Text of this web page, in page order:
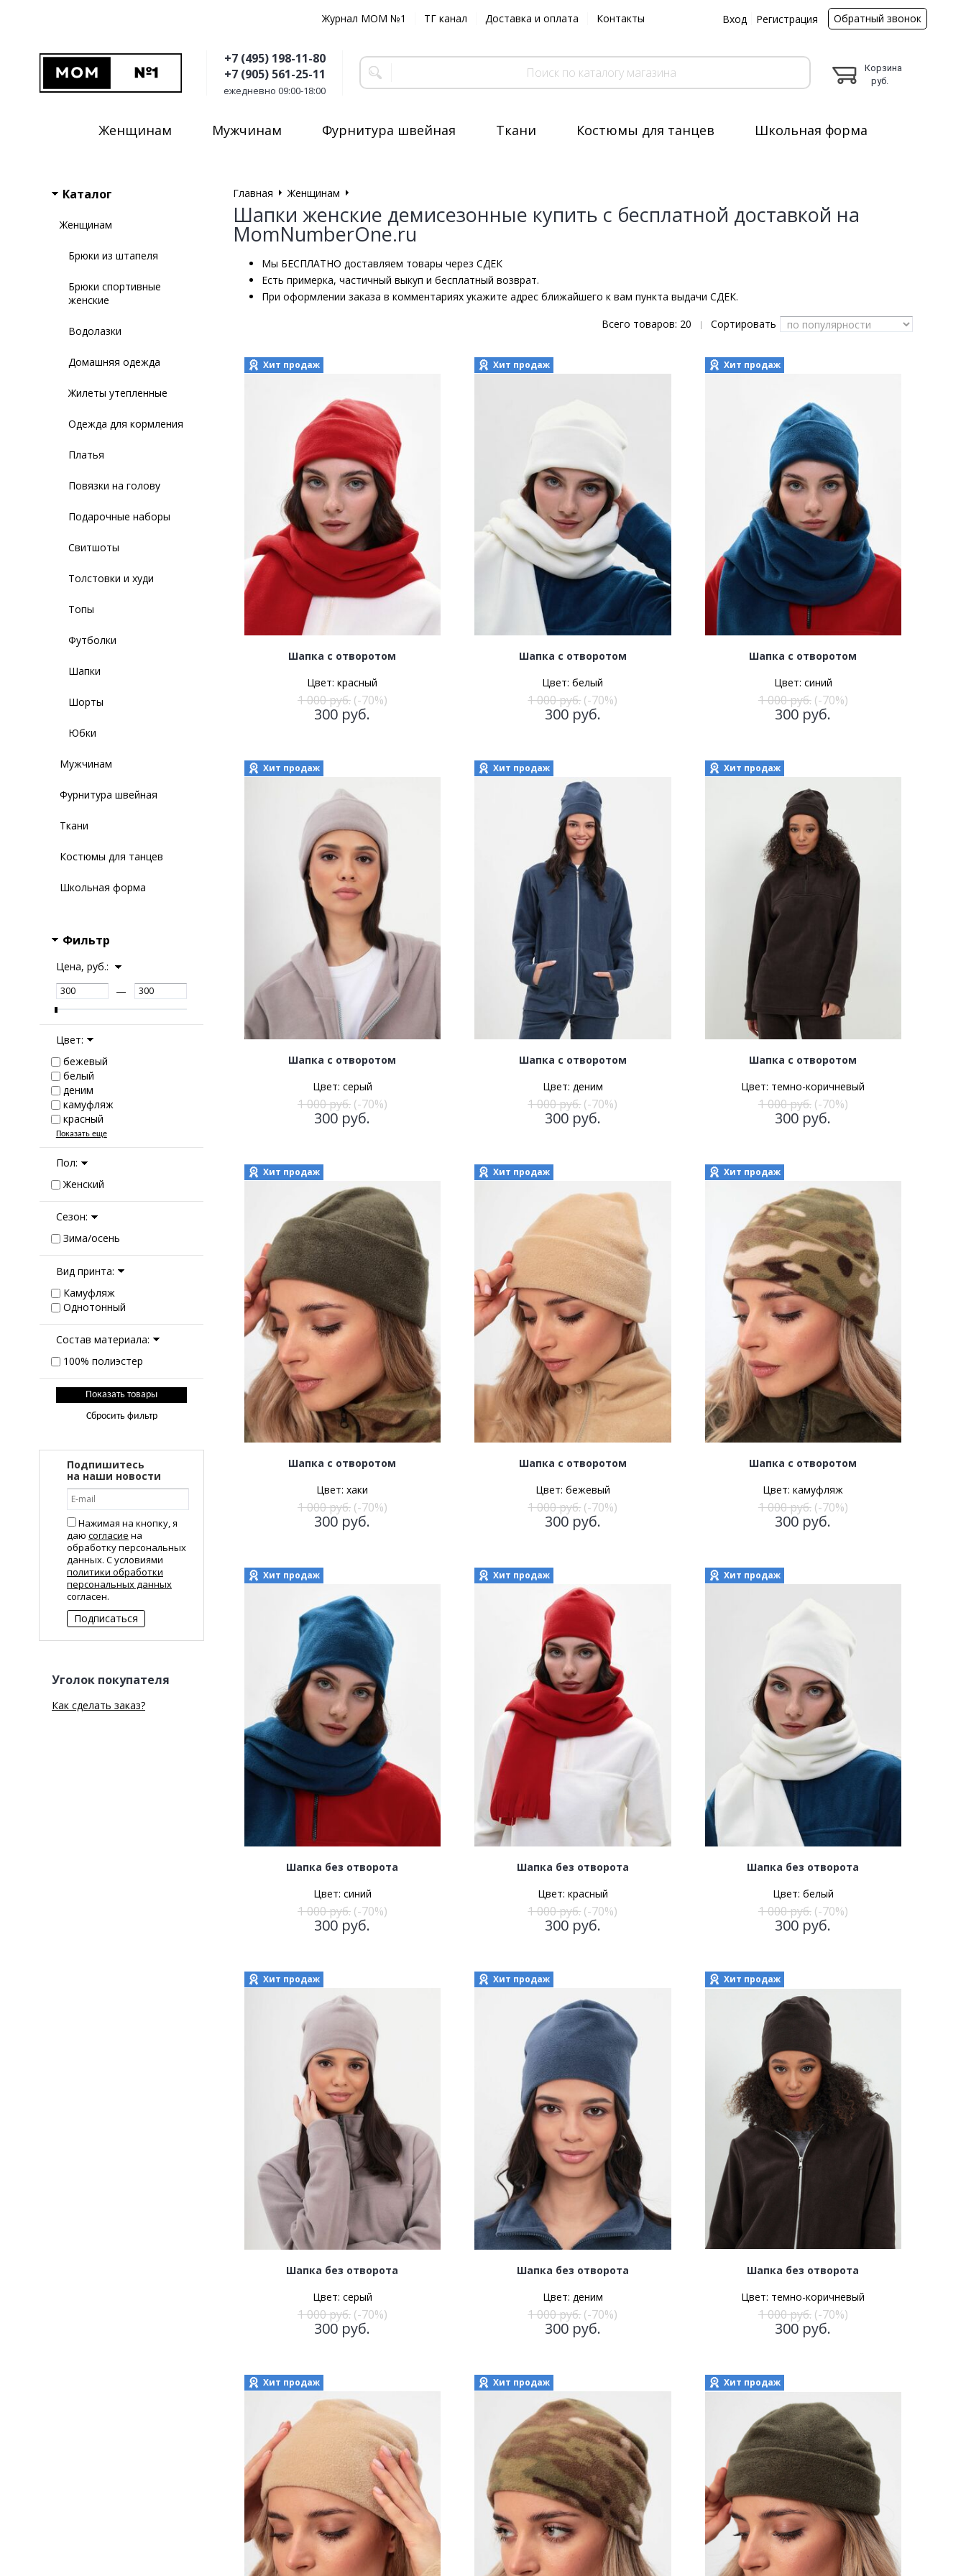
Журнал MOM №1 ТГ канал Доставка и оплата Контакты Вход Регистрация Обратный звонок
+7 (495) 198-11-80
+7 (905) 561-25-11
ежедневно 09:00-18:00
Корзина
руб.
Женщинам Мужчинам Фурнитура швейная Ткани Костюмы для танцев Школьная форма
Каталог
Женщинам
Брюки из штапеля
Брюки спортивные
женские
Водолазки
Домашняя одежда
Жилеты утепленные
Одежда для кормления
Платья
Повязки на голову
Подарочные наборы
Свитшоты
Толстовки и худи
Топы
Футболки
Шапки
Шорты
Юбки
Мужчинам
Фурнитура швейная
Ткани
Костюмы для танцев
Школьная форма
Фильтр
Цена, руб.:
—
Цвет:
бежевый
белый
деним
камуфляж
красный
Показать еще
Пол:
Женский
Сезон:
Зима/осень
Вид принта:
Камуфляж
Однотонный
Состав материала:
100% полиэстер
Сбросить фильтр
Подпишитесь
на наши новости
Нажимая на кнопку, я
даю согласие на
обработку персональных
данных. С условиями
политики обработки
персональных данных
согласен.
Уголок покупателя
Как сделать заказ?
Главная Женщинам
Шапки женские демисезонные купить с бесплатной доставкой на
MomNumberOne.ru
Мы БЕСПЛАТНО доставляем товары через СДЕК
Есть примерка, частичный выкуп и бесплатный возврат.
При оформлении заказа в комментариях укажите адрес ближайшего к вам пункта выдачи СДЕК.
Всего товаров: 20 | Сортировать
Хит продаж
Шапка с отворотом
Цвет: красный
1 000руб.(-70%)
300 руб.
Хит продаж
Шапка с отворотом
Цвет: белый
1 000руб. (-70%)
300 руб.
Хит продаж
Шапка с отворотом
Цвет: синий
1 000руб.(-70%)
300 руб.
Хит продаж
Шапка с отворотом
Цвет: серый
1 000руб.(-70%)
300 руб.
Хит продаж
Шапка с отворотом
Цвет: деним
1 000руб. (-70%)
300 руб.
Хит продаж
Шапка с отворотом
Цвет: темно-коричневый
1 000руб.(-70%)
300 руб.
Хит продаж
Шапка с отворотом
Цвет: хаки
1 000руб.(-70%)
300 руб.
Хит продаж
Шапка с отворотом
Цвет: бежевый
1 000руб. (-70%)
300 руб.
Хит продаж
Шапка с отворотом
Цвет: камуфляж
1 000руб.(-70%)
300 руб.
Хит продаж
Шапка без отворота
Цвет: синий
1 000руб.(-70%)
300 руб.
Хит продаж
Шапка без отворота
Цвет: красный
1 000руб. (-70%)
300 руб.
Хит продаж
Шапка без отворота
Цвет: белый
1 000руб.(-70%)
300 руб.
Хит продаж
Шапка без отворота
Цвет: серый
1 000руб.(-70%)
300 руб.
Хит продаж
Шапка без отворота
Цвет: деним
1 000руб. (-70%)
300 руб.
Хит продаж
Шапка без отворота
Цвет: темно-коричневый
1 000руб.(-70%)
300 руб.
Хит продаж Хит продаж Хит продаж